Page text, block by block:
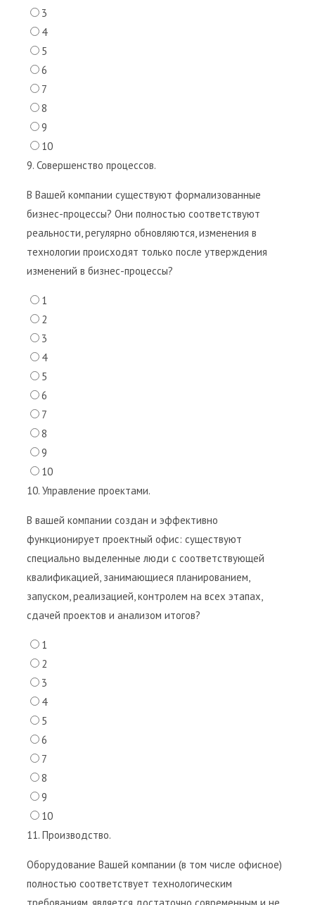
3
4
5
6
7
8
9
10
9. Совершенство процессов.
В Вашей компании существуют формализованные
бизнес-процессы? Они полностью соответствуют
реальности, регулярно обновляются, изменения в
технологии происходят только после утверждения
изменений в бизнес-процессы?
1
2
3
4
5
6
7
8
9
10
10. Управление проектами.
В вашей компании создан и эффективно
функционирует проектный офис: существуют
специально выделенные люди с соответствующей
квалификацией, занимающиеся планированием,
запуском, реализацией, контролем на всех этапах,
сдачей проектов и анализом итогов?
1
2
3
4
5
6
7
8
9
10
11. Производство.
Оборудование Вашей компании (в том числе офисное)
полностью соответствует технологическим